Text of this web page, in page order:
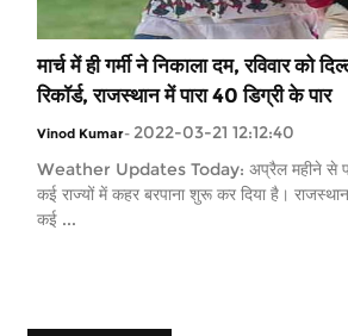
मार्च में ही गर्मी ने निकाला दम, रविवार को
रिकॉर्ड, राजस्थान में पारा 40 डिग्री के पार
Vinod Kumar- 2022-03-21 12:12:40
Weather Updates Today: अप्रैल महीने से पहले
कई राज्यों में कहर बरपाना शुरू कर दिया है।
कई ...